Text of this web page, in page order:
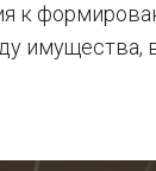
к
имущества,